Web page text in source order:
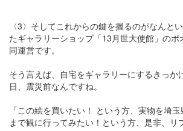
〈3〉そしてこれからの鍵を握るのがなんと
たギャラリーショップ「13月世大使館」の
同運営です。
そう言えば、自宅をギャラリーにするきっか
日、震災前なんですね。
「この絵を買いたい！ という方、実物を埼
まで観に行ってみたい！という方、是非、リ